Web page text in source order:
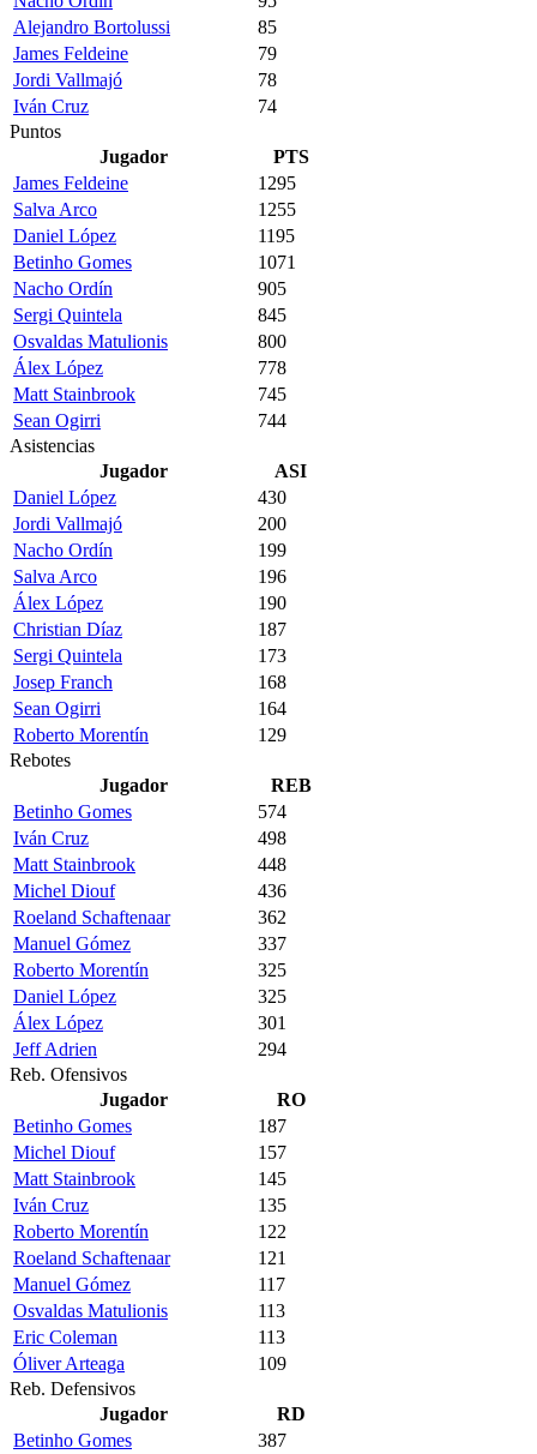
Alejandro Bortolussi
85
James Feldeine
79
Jordi Vallmajó
78
Iván Cruz
74
Puntos
Jugador
PTS
James Feldeine
1295
Salva Arco
1255
Daniel López
1195
Betinho Gomes
1071
Nacho Ordín
905
Sergi Quintela
845
Osvaldas Matulionis
800
Álex López
778
Matt Stainbrook
745
Sean Ogirri
744
Asistencias
Jugador
ASI
Daniel López
430
Jordi Vallmajó
200
Nacho Ordín
199
Salva Arco
196
Álex López
190
Christian Díaz
187
Sergi Quintela
173
Josep Franch
168
Sean Ogirri
164
Roberto Morentín
129
Rebotes
Jugador
REB
Betinho Gomes
574
Iván Cruz
498
Matt Stainbrook
448
Michel Diouf
436
Roeland Schaftenaar
362
Manuel Gómez
337
Roberto Morentín
325
Daniel López
325
Álex López
301
Jeff Adrien
294
Reb. Ofensivos
Jugador
RO
Betinho Gomes
187
Michel Diouf
157
Matt Stainbrook
145
Iván Cruz
135
Roberto Morentín
122
Roeland Schaftenaar
121
Manuel Gómez
117
Osvaldas Matulionis
113
Eric Coleman
113
Óliver Arteaga
109
Reb. Defensivos
Jugador
RD
Betinho Gomes
387